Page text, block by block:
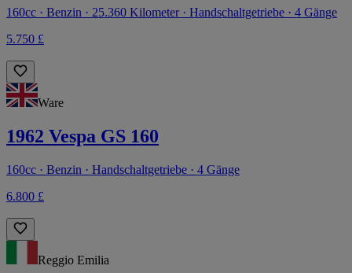
160cc · Benzin · 25.360 Kilometer · Handschaltgetriebe · 4 Gänge
5.750 £
Ware
1962 Vespa GS 160
160cc · Benzin · Handschaltgetriebe · 4 Gänge
6.800 £
Reggio Emilia